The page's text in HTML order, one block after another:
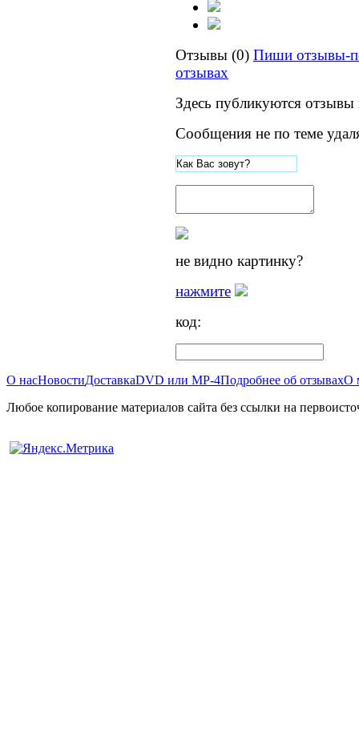
Отзывы (0) Пиши отзывы-
отзывах
Здесь публикуются отзывы
Сообщения не по теме
не видно картинку?
нажмите
код:
О насНовостиДоставкаDVD или MP-4Подробнее об отзывахО
Любое копирование материалов сайта без ссылки на